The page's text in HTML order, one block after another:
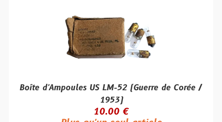
Boîte d'Ampoules US LM-52 (Guerre de Corée /
1953)
10.00 €